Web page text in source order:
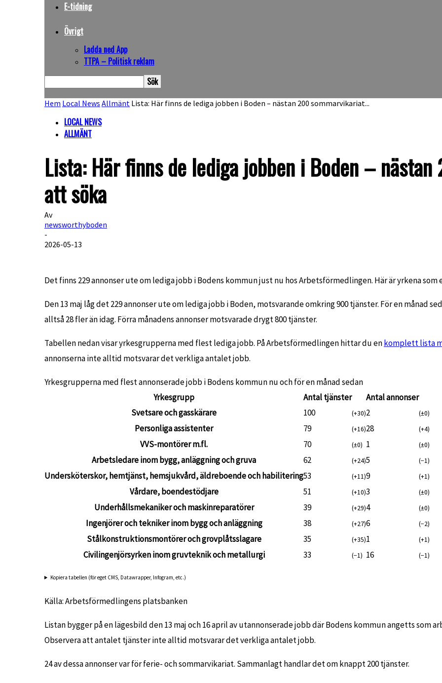
E-tidning
Övrigt
Ladda ned App
TTPA – Politisk reklam
Hem Local News Allmänt Lista: Här finns de lediga jobben i Boden – nästan 200 sommarvikariat...
LOCAL NEWS
ALLMÄNT
Lista: Här finns de lediga jobben i Boden –
att söka
Av
newsworthyboden
-
2026-05-13
Det finns 229 annonser ute om lediga jobb i Bodens kommun just nu hos Arbetsförmedlingen. Här är yrkena som
Den 13 maj låg det 229 annonser ute om lediga jobb i Boden, motsvarande omkring 900 tjänster. För en månad
alltså 28 fler än idag. Förra månadens annonser motsvarade drygt 800 tjänster.
Tabellen nedan visar yrkesgrupperna med flest lediga jobb. På Arbetsförmedlingen hittar du enkomplett lista
annonserna inte alltid motsvarar det verkliga antalet jobb.
Yrkesgrupperna med flest annonserade jobb i Bodens kommun nu och för en månad sedan
Yrkesgrupp
Antal tjänster
Antal annonser
Svetsare och gasskärare
100 (+30)2 (±0)
Personliga assistenter 79 (+16)28 (+4)
VVS-montörer m.fl. 70 (±0) 1 (±0)
Arbetsledare inom bygg, anläggning och gruva 62 (+24)5 (−1)
Undersköterskor, hemtjänst, hemsjukvård, äldreboende och habilitering53 (+11)9 (+1)
Vårdare, boendestödjare 51 (+10)3 (±0)
Underhållsmekaniker och maskinreparatörer 39 (+29)4 (±0)
Ingenjörer och tekniker inom bygg och anläggning 38 (+27)6 (−2)
Stålkonstruktionsmontörer och grovplåtsslagare 35 (+35)1 (+1)
Civilingenjörsyrken inom gruvteknik och metallurgi 33 (−1) 16 (−1)
Kopiera tabellen (för eget CMS, Datawrapper, Infogram, etc.)
Källa: Arbetsförmedlingens platsbanken
Listan bygger på en lägesbild den 13 maj och 16 april av utannonserade jobb där Bodens kommun angetts som
Observera att antalet tjänster inte alltid motsvarar det verkliga antalet jobb.
24 av dessa annonser var för ferie- och sommarvikariat. Sammanlagt handlar det om knappt 200 tjänster.